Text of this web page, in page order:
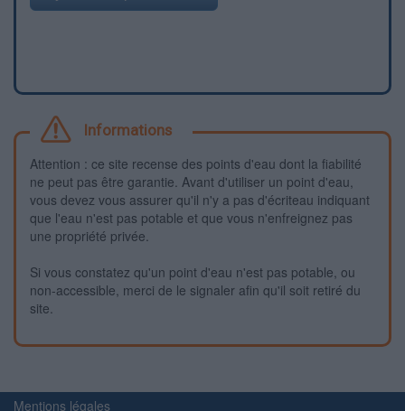
Informations
Attention : ce site recense des points d'eau dont la fiabilité
ne peut pas être garantie. Avant d'utiliser un point d'eau,
vous devez vous assurer qu'il n'y a pas d'écriteau indiquant
que l'eau n'est pas potable et que vous n'enfreignez pas
une propriété privée.
Si vous constatez qu'un point d'eau n'est pas potable, ou
non-accessible, merci de le signaler afin qu'il soit retiré du
site.
Mentions légales